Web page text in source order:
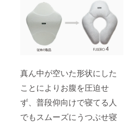
真ん中が空いた形状にした
ことによりお腹を圧迫せ
ず、普段仰向けで寝てる人
でもスムーズにうつぶせ寝